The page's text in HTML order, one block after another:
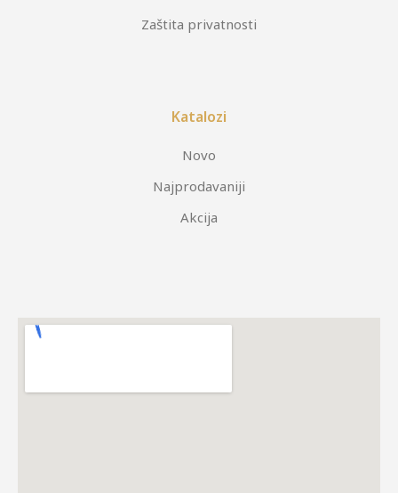
Zaštita privatnosti
Katalozi
Novo
Najprodavaniji
Akcija